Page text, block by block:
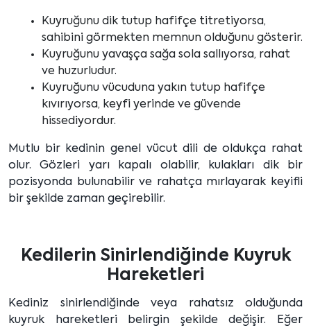
Kuyruğunu dik tutup hafifçe titretiyorsa,
sahibini görmekten memnun olduğunu gösterir.
Kuyruğunu yavaşça sağa sola sallıyorsa, rahat
ve huzurludur.
Kuyruğunu vücuduna yakın tutup hafifçe
kıvırıyorsa, keyfi yerinde ve güvende
hissediyordur.
Mutlu bir kedinin genel vücut dili de oldukça rahat
olur. Gözleri yarı kapalı olabilir, kulakları dik bir
pozisyonda bulunabilir ve rahatça mırlayarak keyifli
bir şekilde zaman geçirebilir.
Kedilerin Sinirlendiğinde Kuyruk
Hareketleri
Kediniz sinirlendiğinde veya rahatsız olduğunda
kuyruk hareketleri belirgin şekilde değişir. Eğer